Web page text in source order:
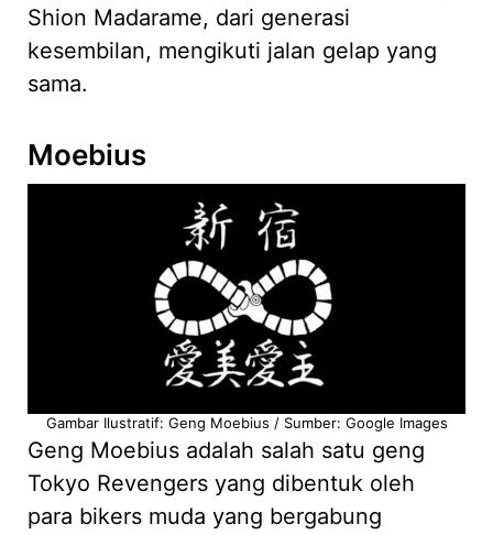
Shion Madarame, dari generasi
kesembilan, mengikuti jalan gelap yang
sama.
Moebius
Gambar Ilustratif: Geng Moebius / Sumber: Google Images
Geng Moebius adalah salah satu geng
Tokyo Revengers yang dibentuk oleh
para bikers muda yang bergabung